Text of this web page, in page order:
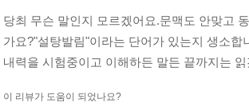
권 경쟁, 반도체 공급망 재편, 빅테크의 정
반도체 기업이 글로벌 공급망의 핵심 축을
사상적 토대 위에 서 있는지 이해하는 것은
없이 중요하다.
당최 무슨 말인지 모르겠어요.문맥도 안맞고
가요?"설탕발림"이라는 단어가 있는지 생소
내력을 시험중이고 이해하든 말든 끝까지는
이 리뷰가 도움이 되었나요?